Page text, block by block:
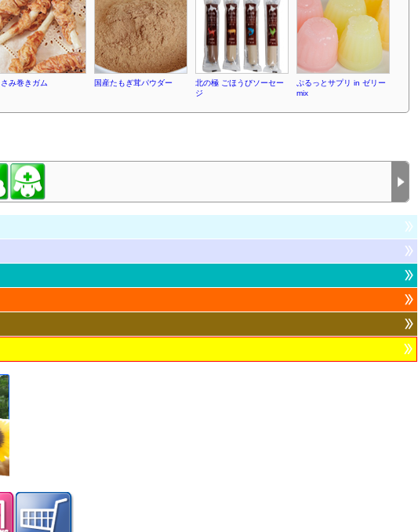
さみ巻きガム 国産たもぎ茸パウダー
北の極 ごほうびソーセー
ジ
ぷるっとサプリ in ゼリー
mix